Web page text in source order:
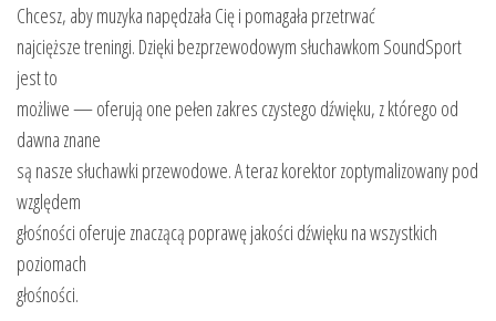
Chcesz, aby muzyka napędzała Cię i pomagała przetrwać
najcięższe treningi. Dzięki bezprzewodowym słuchawkom SoundSport
jest to
możliwe — oferują one pełen zakres czystego dźwięku, z którego od
dawna znane
są nasze słuchawki przewodowe. A teraz korektor zoptymalizowany pod
względem
głośności oferuje znaczącą poprawę jakości dźwięku na wszystkich
poziomach
głośności.